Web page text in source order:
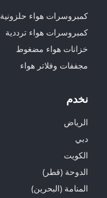
كمبروسرات هواء حلزونية
كمبروسرات هواء ترددية
خزانات هواء مضغوط
مجففات وفلاتر هواء
نخدم
الرياض
دبي
الكويت
الدوحة (قطر)
المنامة (البحرين)